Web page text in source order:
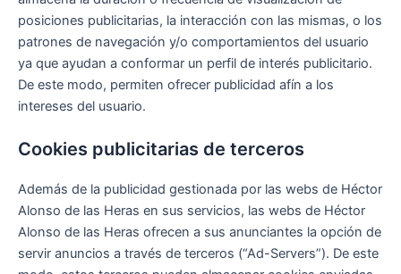
posiciones publicitarias, la interacción con las mismas, o los
patrones de navegación y/o comportamientos del usuario
ya que ayudan a conformar un perfil de interés publicitario.
De este modo, permiten ofrecer publicidad afín a los
intereses del usuario.
Cookies publicitarias de terceros
Además de la publicidad gestionada por las webs de Héctor
Alonso de las Heras en sus servicios, las webs de Héctor
Alonso de las Heras ofrecen a sus anunciantes la opción de
servir anuncios a través de terceros (“Ad-Servers”). De este